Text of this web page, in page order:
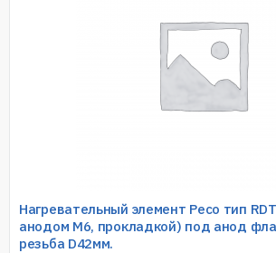
Нагревательный элемент Ресо тип
анодом M6, прокладкой) под анод
резьба D42мм.